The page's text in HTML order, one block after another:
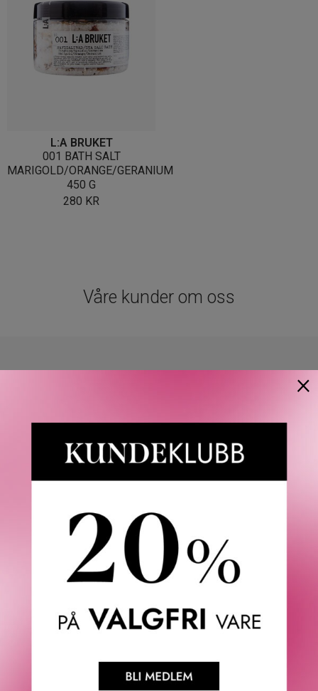
L:A BRUKET
001 BATH SALT
MARIGOLD/ORANGE/GERANIUM
450 G
280 KR
Våre kunder om oss
4.9
Anette L.
Verifisert kunde
×